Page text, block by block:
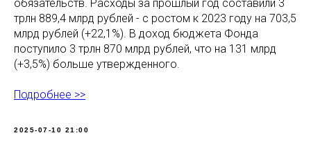
обязательств. Расходы за прошлый год составили 3
трлн 889,4 млрд рублей - с ростом к 2023 году на 703,5
млрд рублей (+22,1%). В доход бюджета Фонда
поступило 3 трлн 870 млрд рублей, что на 131 млрд
(+3,5%) больше утвержденного.
Подробнее >>
2025-07-10 21:00